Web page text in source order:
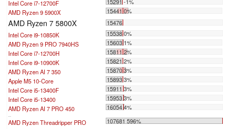
Intel Core i7-12700F
15291 -1%
AMD Ryzen 9 5900X
15441 0%
AMD Ryzen 7 5800X
15476
Intel Core i9-10850K
15538 0%
AMD Ryzen 9 PRO 7940HS
15603 1%
Intel Core i7-12700H
15811 2%
Intel Core i9-10900K
15821 2%
AMD Ryzen AI 7 350
15870 3%
Apple M5 10-Core
15893 3%
Intel Core i5-13400F
15911 3%
Intel Core i5-13400
15953 3%
AMD Ryzen AI 7 PRO 450
16054 4%
...
AMD Ryzen Threadripper PRO
107681 596%